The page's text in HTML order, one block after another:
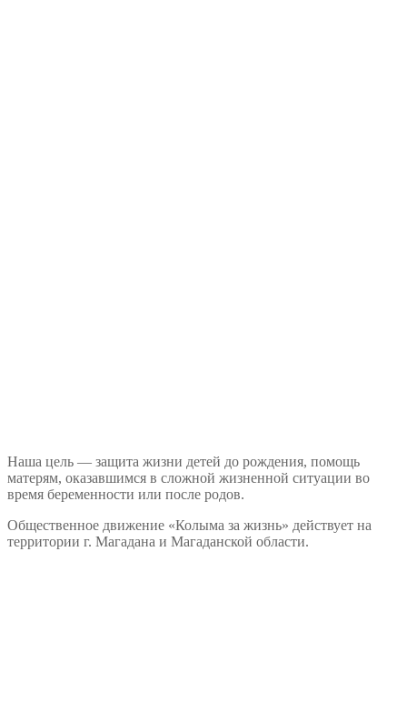
Наша цель — защита жизни детей до рождения, помощь
матерям, оказавшимся в сложной жизненной ситуации во
время беременности или после родов.
Общественное движение «Колыма за жизнь» действует на
территории г. Магадана и Магаданской области.